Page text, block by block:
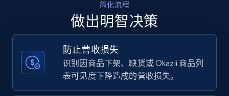
Amazon products - find products by using
upc numbers
price, Currency, Availability, Reviews count, and
more.
35.3K+ 5.7K+ 立即开始
简化流程
做出明智决策
防止营收损失
识别因商品下架、缺货或 Okazii 商品列
表可见度下降造成的营收损失。